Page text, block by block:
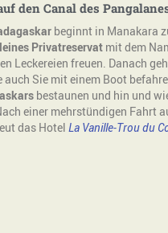
den Canal des
beginnt in Manakara
Privatreservat mit dem
Leckereien freuen. Danach
Sie mit einem Boot
bestaunen und hin und
einer mehrstündigen Fahrt
das Hotel La Vanille-Trou du